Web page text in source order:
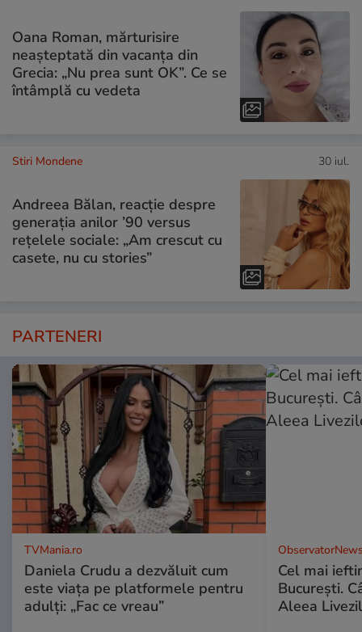
Oana Roman, mărturisire
neașteptată din vacanța din
Grecia: „Nu prea sunt OK”. Ce se
întâmplă cu vedeta
Stiri Mondene 30 iul.
Andreea Bălan, reacție despre
generația anilor ’90 versus
rețelele sociale: „Am crescut cu
casete, nu cu stories”
PARTENERI
TVMania.ro
Daniela Crudu a dezvăluit cum
este viața pe platformele pentru
adulți: „Fac ce vreau”
Cel mai
Bucureşti.
Aleea